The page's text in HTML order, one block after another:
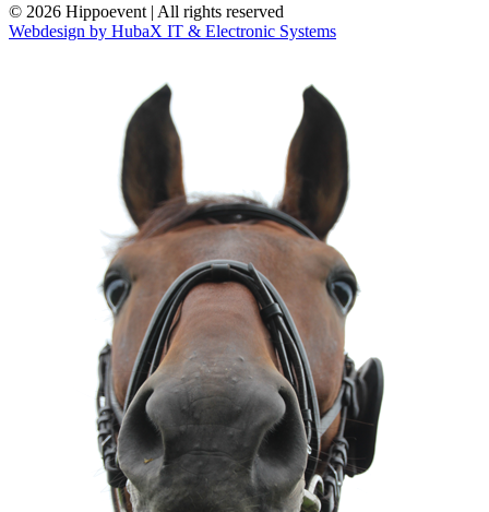
© 2026 Hippoevent | All rights reserved
Webdesign by HubaX IT & Electronic Systems